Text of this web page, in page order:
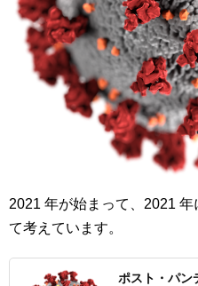
2021 年が始まって、2021
て考えています。
ポスト・パン